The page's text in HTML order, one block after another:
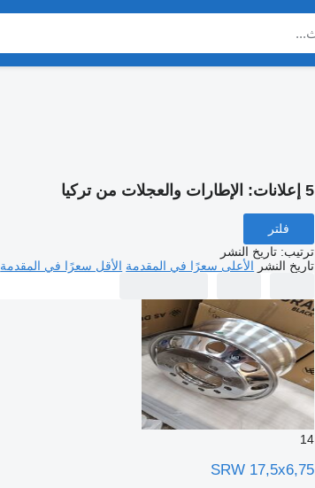
5 إعلانات: الإطارات والعجلات من تركيا
فلتر
ترتيب: تاريخ النشر
تاريخ النشر الأعلى سعرًا في المقدمة الأقل سعرًا في المقدمة
14
SRW 17,5x6,75